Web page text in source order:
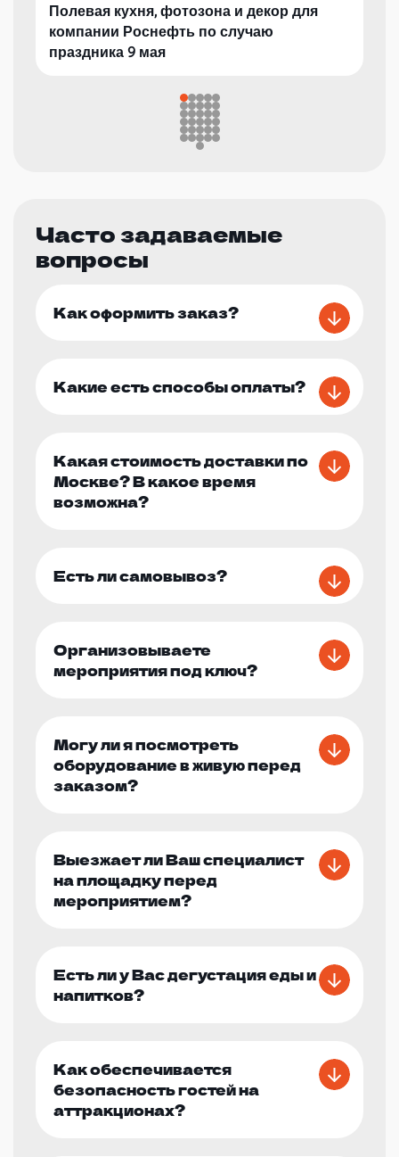
Полевая кухня, фотозона и декор для
компании Роснефть по случаю
праздника 9 мая
Часто задаваемые
вопросы
Как оформить заказ?
Какие есть способы оплаты?
Какая стоимость доставки по
Москве? В какое время
возможна?
Есть ли самовывоз?
Организовываете
мероприятия под ключ?
Могу ли я посмотреть
оборудование в живую перед
заказом?
Выезжает ли Ваш специалист
на площадку перед
мероприятием?
Есть ли у Вас дегустация еды и
напитков?
Как обеспечивается
безопасность гостей на
аттракционах?